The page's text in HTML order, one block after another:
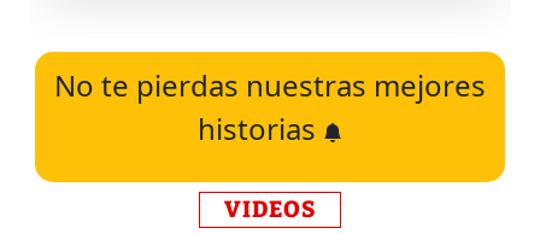
No te pierdas nuestras mejores
historias
VIDEOS